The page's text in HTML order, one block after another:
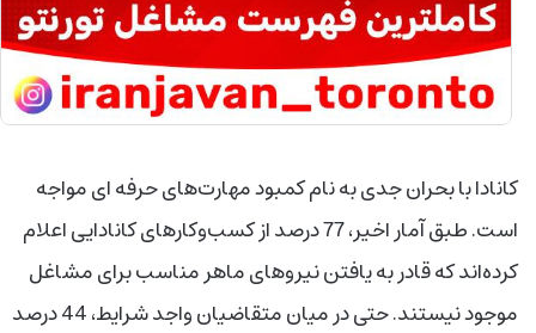
کانادا با بحران جدی به نام کمبود مهارت‌های حرفه ای مواجه
است. طبق آمار اخیر، 77 درصد از کسب‌وکارهای کانادایی اعلام
کرده‌اند که قادر به یافتن نیروهای ماهر مناسب برای مشاغل
موجود نیستند. حتی در میان متقاضیان واجد شرایط، 44 درصد